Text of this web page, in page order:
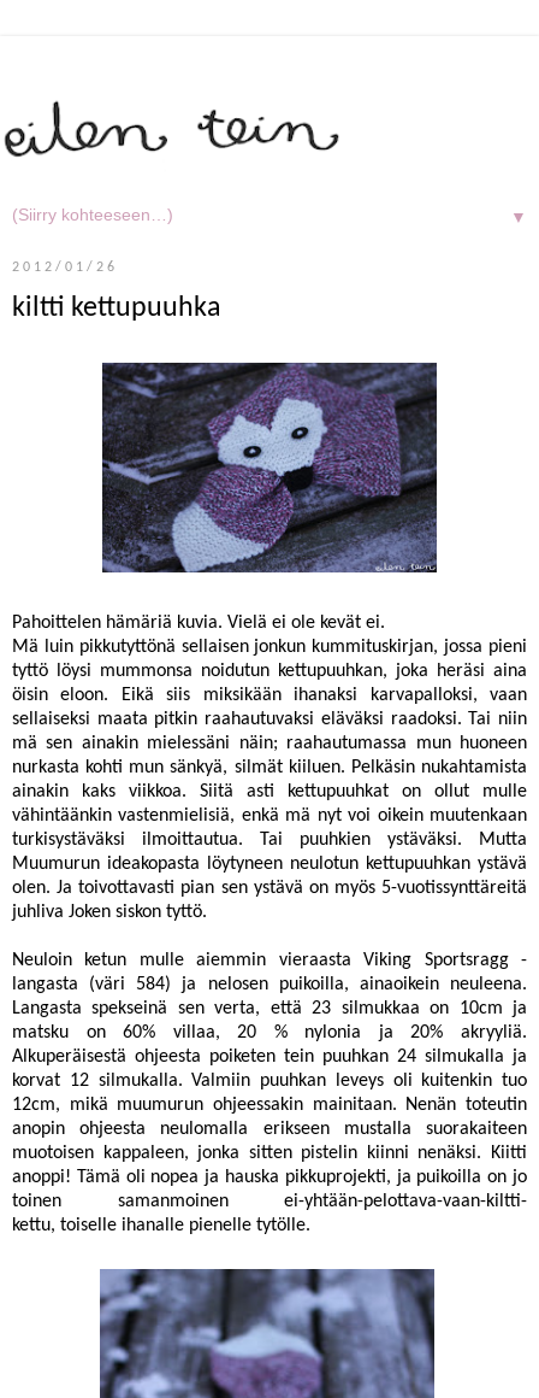
▼
2012/01/26
kiltti kettupuuhka
Pahoittelen hämäriä kuvia. Vielä ei ole kevät ei.
Mä luin pikkutyttönä sellaisen jonkun kummituskirjan, jossa pieni
tyttö löysi mummonsa noidutun kettupuuhkan, joka heräsi aina
öisin eloon. Eikä siis miksikään ihanaksi karvapalloksi, vaan
sellaiseksi maata pitkin raahautuvaksi eläväksi raadoksi. Tai niin
mä sen ainakin mielessäni näin; raahautumassa mun huoneen
nurkasta kohti mun sänkyä, silmät kiiluen. Pelkäsin nukahtamista
ainakin kaks viikkoa. Siitä asti kettupuuhkat on ollut mulle
vähintäänkin vastenmielisiä, enkä mä nyt voi oikein muutenkaan
turkisystäväksi ilmoittautua. Tai puuhkien ystäväksi. Mutta
Muumurun ideakopasta löytyneen neulotun kettupuuhkan ystävä
olen. Ja toivottavasti pian sen ystävä on myös 5-vuotissynttäreitä
juhliva Joken siskon tyttö.
Neuloin ketun mulle aiemmin vieraasta Viking Sportsragg -
langasta (väri 584) ja nelosen puikoilla, ainaoikein neuleena.
Langasta spekseinä sen verta, että 23 silmukkaa on 10cm ja
matsku on 60% villaa, 20 % nylonia ja 20% akryyliä.
Alkuperäisestä ohjeesta poiketen tein puuhkan 24 silmukalla ja
korvat 12 silmukalla. Valmiin puuhkan leveys oli kuitenkin tuo
12cm, mikä muumurun ohjeessakin mainitaan. Nenän toteutin
anopin ohjeesta neulomalla erikseen mustalla suorakaiteen
muotoisen kappaleen, jonka sitten pistelin kiinni nenäksi. Kiitti
anoppi! Tämä oli nopea ja hauska pikkuprojekti, ja puikoilla on jo
toinen samanmoinen ei-yhtään-pelottava-vaan-kiltti-
kettu, toiselle ihanalle pienelle tytölle.